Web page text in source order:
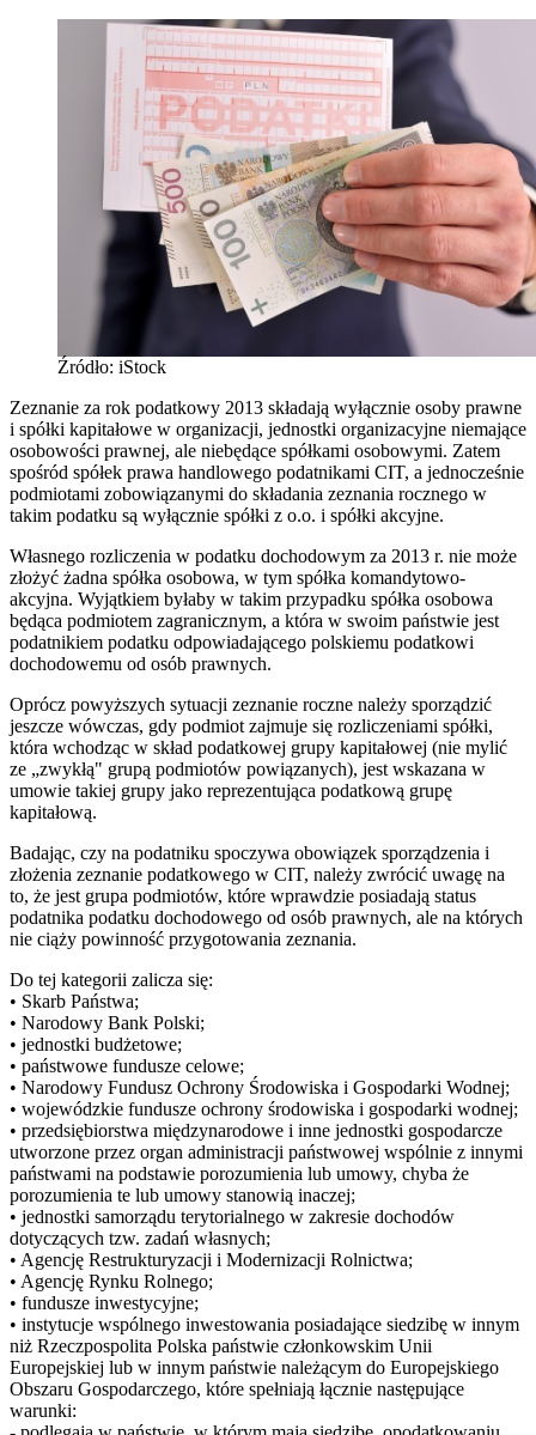
Źródło: iStock
Zeznanie za rok podatkowy 2013 składają wyłącznie osoby prawne
i spółki kapitałowe w organizacji, jednostki organizacyjne niemające
osobowości prawnej, ale niebędące spółkami osobowymi. Zatem
spośród spółek prawa handlowego podatnikami CIT, a jednocześnie
podmiotami zobowiązanymi do składania zeznania rocznego w
takim podatku są wyłącznie spółki z o.o. i spółki akcyjne.
Własnego rozliczenia w podatku dochodowym za 2013 r. nie może
złożyć żadna spółka osobowa, w tym spółka komandytowo-
akcyjna. Wyjątkiem byłaby w takim przypadku spółka osobowa
będąca podmiotem zagranicznym, a która w swoim państwie jest
podatnikiem podatku odpowiadającego polskiemu podatkowi
dochodowemu od osób prawnych.
Oprócz powyższych sytuacji zeznanie roczne należy sporządzić
jeszcze wówczas, gdy podmiot zajmuje się rozliczeniami spółki,
która wchodząc w skład podatkowej grupy kapitałowej (nie mylić
ze „zwykłą" grupą podmiotów powiązanych), jest wskazana w
umowie takiej grupy jako reprezentująca podatkową grupę
kapitałową.
Badając, czy na podatniku spoczywa obowiązek sporządzenia i
złożenia zeznanie podatkowego w CIT, należy zwrócić uwagę na
to, że jest grupa podmiotów, które wprawdzie posiadają status
podatnika podatku dochodowego od osób prawnych, ale na których
nie ciąży powinność przygotowania zeznania.
Do tej kategorii zalicza się:
• Skarb Państwa;
• Narodowy Bank Polski;
• jednostki budżetowe;
• państwowe fundusze celowe;
• Narodowy Fundusz Ochrony Środowiska i Gospodarki Wodnej;
• wojewódzkie fundusze ochrony środowiska i gospodarki wodnej;
• przedsiębiorstwa międzynarodowe i inne jednostki gospodarcze
utworzone przez organ administracji państwowej wspólnie z innymi
państwami na podstawie porozumienia lub umowy, chyba że
porozumienia te lub umowy stanowią inaczej;
• jednostki samorządu terytorialnego w zakresie dochodów
dotyczących tzw. zadań własnych;
• Agencję Restrukturyzacji i Modernizacji Rolnictwa;
• Agencję Rynku Rolnego;
• fundusze inwestycyjne;
• instytucje wspólnego inwestowania posiadające siedzibę w innym
niż Rzeczpospolita Polska państwie członkowskim Unii
Europejskiej lub w innym państwie należącym do Europejskiego
Obszaru Gospodarczego, które spełniają łącznie następujące
warunki: